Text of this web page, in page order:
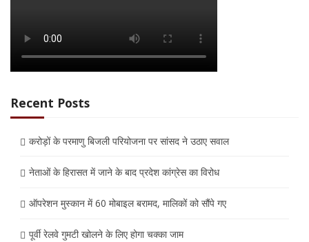
Recent Posts
करोड़ों के परमाणु बिजली परियोजना पर सांसद ने उठाए सवाल
नेताओं के हिरासत में जाने के बाद प्रदेश कांग्रेस का विरोध
ऑपरेशन मुस्कान में 60 मोबाइल बरामद, मालिकों को सौंपे गए
पूर्वी रेलवे गुमटी खोलने के लिए होगा चक्का जाम